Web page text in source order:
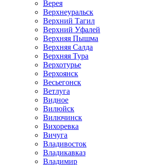
Верея
Верхнеуральск
Верхний Тагил
Верхний Уфалей
Верхняя Пышма
Верхняя Салда
Верхняя Тура
Верхотурье
Верхоянск
Весьегонск
Ветлуга
Видное
Вилюйск
Вилючинск
Вихоревка
Вичуга
Владивосток
Владикавказ
Владимир